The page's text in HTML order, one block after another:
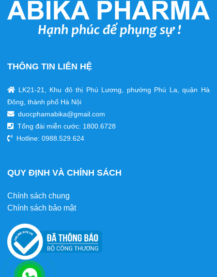
THÔNG TIN LIÊN HỆ
LK21-21, Khu đô thị Phú Lương, phường Phú La, quận Hà
Đông, thành phố Hà Nội
duocphamabika@gmail.com
Tổng đài miễn cước: 1800.6728
Hotline: 0988.529.624
QUY ĐỊNH VÀ CHÍNH SÁCH
Chính sách chung
Chính sách bảo mật